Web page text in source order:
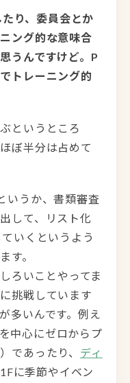
り、委員会とか
ング的な意味合
うんですけど。P
トレーニング的
というところ
ぼ半分は占めて
いうか、書類審査
して、リスト化
いくというよう
す。
ろいことやってま
挑戦しています
多いんです。例え
中心にゼロからプ
であったり、 ディ
に季節やイベン